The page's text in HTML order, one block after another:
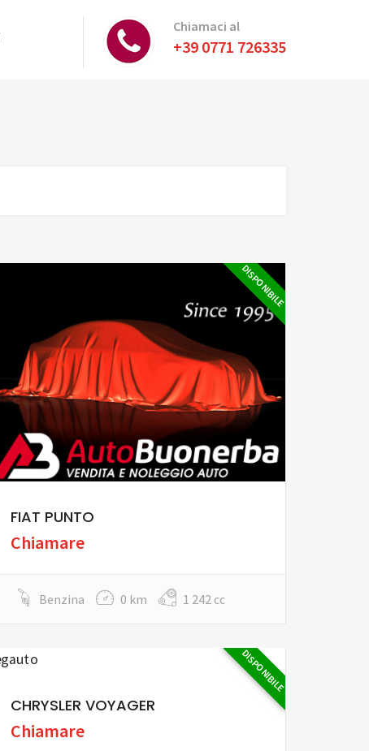
Chiamaci al
+39 0771 726335
DISPONIBILE
FIAT PUNTO
Chiamare
Benzina 0 km 1 242 cc
DISPONIBILE
CHRYSLER VOYAGER
Chiamare